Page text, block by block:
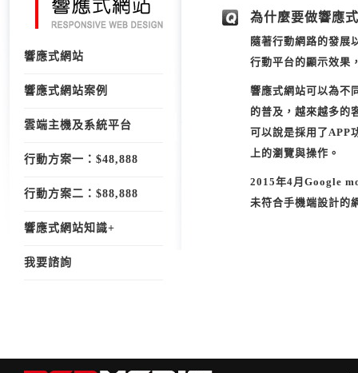
響應式網站
響應式網站案例
雲端主機及系統平台
行動方案一：$48,888
行動方案二：$88,888
響應式網站知識+
我要諮詢
為什麼要做響應
隨著行動網路的發展
行動平台的顯示效果
響應式網站可以為不
的普及，越來越多的
可以說是採用了APP
上的瀏覽與操作。
2015年4月Google
未符合手機端設計的